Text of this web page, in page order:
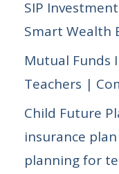
SIP
Smart Wealth
Mutual Funds
Teachers |
Child Future
insurance
planning for